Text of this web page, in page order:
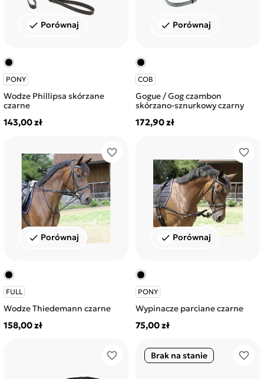
check Porównaj
PONY
Wodze Phillipsa skórzane
czarne
143,00 zł
check Porównaj
COB
Gogue / Gog czambon
skórzano-sznurkowy czarny
172,90 zł
favorite_border
check Porównaj
FULL
Wodze Thiedemann czarne
158,00 zł
favorite_border
check Porównaj
PONY
Wypinacze parciane czarne
75,00 zł
favorite_border favorite_border
Brak na stanie